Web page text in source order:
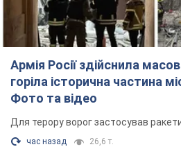
Армія Росії здійснила
горіла історична частина
Фото та відео
Для терору ворог застосував
час назад 26,6 т.